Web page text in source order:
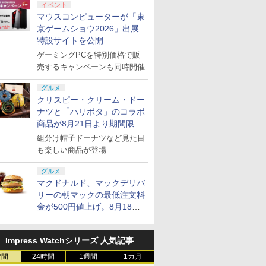
イベント
マウスコンピューターが「東
京ゲームショウ2026」出展
特設サイトを公開
ゲーミングPCを特別価格で販
売するキャンペーンも同時開催
グルメ
クリスピー・クリーム・ドー
ナツと「ハリポタ」のコラボ
商品が8月21日より期間限定
で発売
組分け帽子ドーナツなど見た目
も楽しい商品が登場
グルメ
マクドナルド、マックデリバ
リーの朝マックの最低注文料
金が500円値上げ。8月18日
Impress Watchシリーズ 人気記事
24時間 1週間 1カ月